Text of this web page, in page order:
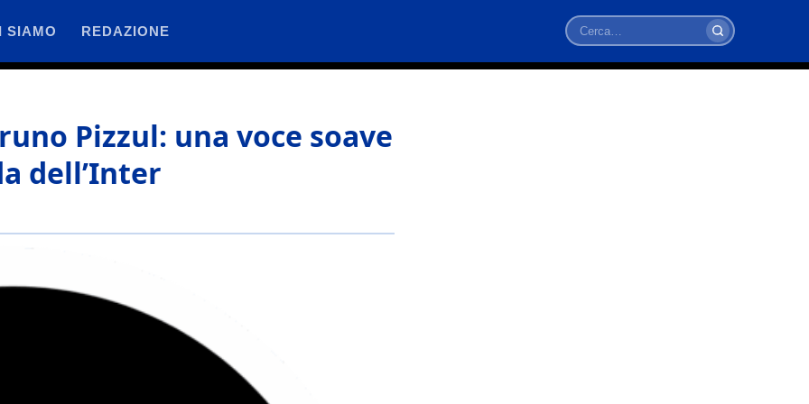
SIAMO REDAZIONE
Cerca
Pizzul: una voce soave
dell’Inter